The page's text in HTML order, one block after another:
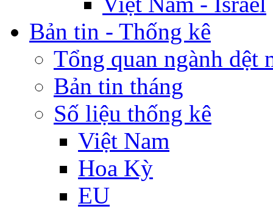
Bản tin - Thống kê
Tổng quan ngành dệt
Bản tin tháng
Số liệu thống kê
Việt Nam
Hoa Kỳ
EU